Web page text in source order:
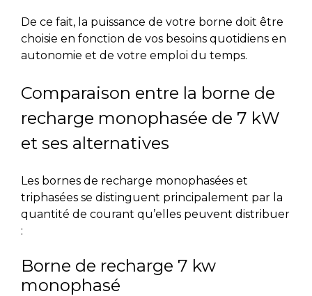
De ce fait, la puissance de votre borne doit être
choisie en fonction de vos besoins quotidiens en
autonomie et de votre emploi du temps.
Comparaison entre la borne de
recharge monophasée de 7 kW
et ses alternatives
Les bornes de recharge monophasées et
triphasées se distinguent principalement par la
quantité de courant qu’elles peuvent distribuer
:
Borne de recharge 7 kw
monophasé